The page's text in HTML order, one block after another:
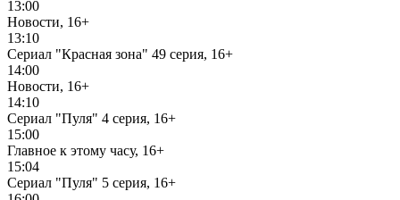
13:00
Новости, 16+
13:10
Сериал "Красная зона" 49 серия, 16+
14:00
Новости, 16+
14:10
Сериал "Пуля" 4 серия, 16+
15:00
Главное к этому часу, 16+
15:04
Сериал "Пуля" 5 серия, 16+